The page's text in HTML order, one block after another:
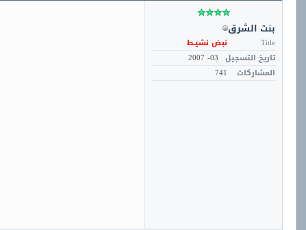
بنت الشرق
Title
نبض نشيـط
تاريخ التسجيل 03- 2007
المشاركات
741